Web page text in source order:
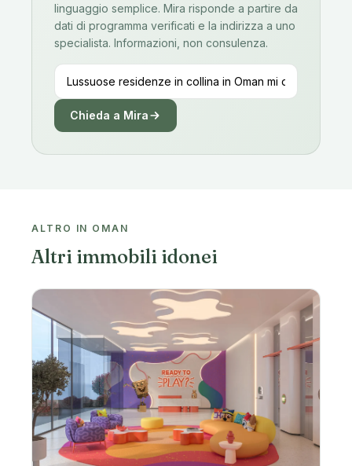
linguaggio semplice. Mira risponde a partire da
dati di programma verificati e la indirizza a uno
specialista. Informazioni, non consulenza.
Chieda a Mira
ALTRO IN OMAN
Altri immobili idonei